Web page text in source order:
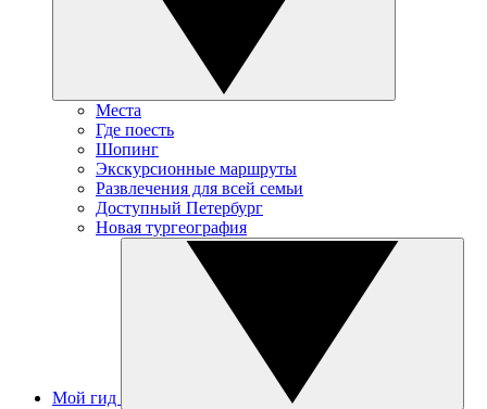
Места
Где поесть
Шопинг
Экскурсионные маршруты
Развлечения для всей семьи
Доступный Петербург
Новая тургеография
Мой гид